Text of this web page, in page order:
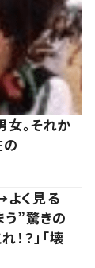
女。それか
く見る
”驚きの
？」「壊